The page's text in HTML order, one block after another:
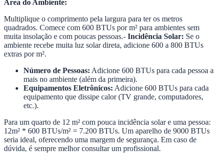
Área do Ambiente:
Multiplique o comprimento pela largura para ter os metros
quadrados. Comece com 600 BTUs por m² para ambientes sem
muita insolação e com poucas pessoas.- Incidência Solar: Se o
ambiente recebe muita luz solar direta, adicione 600 a 800 BTUs
extras por m².
Número de Pessoas: Adicione 600 BTUs para cada pessoa a
mais no ambiente (além da primeira).
Equipamentos Eletrônicos: Adicione 600 BTUs para cada
equipamento que dissipe calor (TV grande, computadores,
etc.).
Para um quarto de 12 m² com pouca incidência solar e uma pessoa:
12m² * 600 BTUs/m² = 7.200 BTUs. Um aparelho de 9000 BTUs
seria ideal, oferecendo uma margem de segurança. Em caso de
dúvida, é sempre melhor consultar um profissional.